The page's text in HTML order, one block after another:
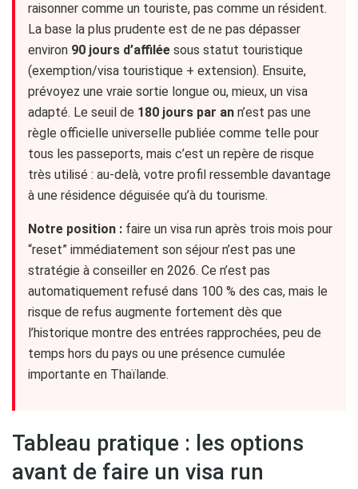
raisonner comme un touriste, pas comme un résident.
La base la plus prudente est de ne pas dépasser
environ 90 jours d’affilée sous statut touristique
(exemption/visa touristique + extension). Ensuite,
prévoyez une vraie sortie longue ou, mieux, un visa
adapté. Le seuil de 180 jours par an n’est pas une
règle officielle universelle publiée comme telle pour
tous les passeports, mais c’est un repère de risque
très utilisé : au-delà, votre profil ressemble davantage
à une résidence déguisée qu’à du tourisme.
Notre position : faire un visa run après trois mois pour
“reset” immédiatement son séjour n’est pas une
stratégie à conseiller en 2026. Ce n’est pas
automatiquement refusé dans 100 % des cas, mais le
risque de refus augmente fortement dès que
l’historique montre des entrées rapprochées, peu de
temps hors du pays ou une présence cumulée
importante en Thaïlande.
Tableau pratique : les options
avant de faire un visa run